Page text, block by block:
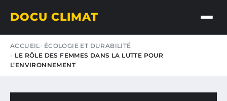
DOCU CLIMAT
ACCUEIL
ÉCOLOGIE ET DURABILITÉ
LE RÔLE DES FEMMES DANS LA LUTTE POUR
L’ENVIRONNEMENT